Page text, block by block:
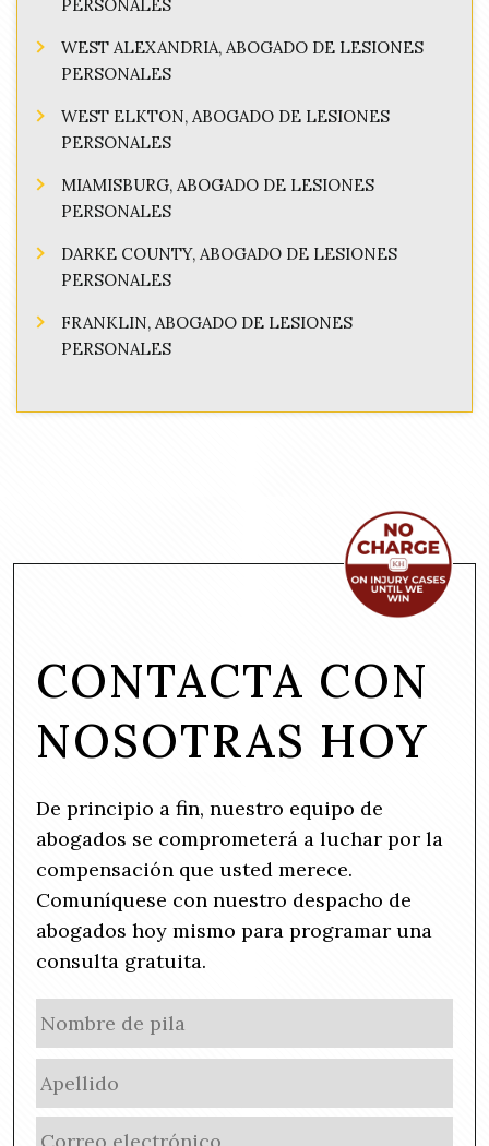
PERSONALES
WEST ALEXANDRIA, ABOGADO DE LESIONES
PERSONALES
WEST ELKTON, ABOGADO DE LESIONES
PERSONALES
MIAMISBURG, ABOGADO DE LESIONES
PERSONALES
DARKE COUNTY, ABOGADO DE LESIONES
PERSONALES
FRANKLIN, ABOGADO DE LESIONES
PERSONALES
CONTACTA CON
NOSOTRAS HOY
De principio a fin, nuestro equipo de
abogados se comprometerá a luchar por la
compensación que usted merece.
Comuníquese con nuestro despacho de
abogados hoy mismo para programar una
consulta gratuita.
a
m
e
(
R
de
E